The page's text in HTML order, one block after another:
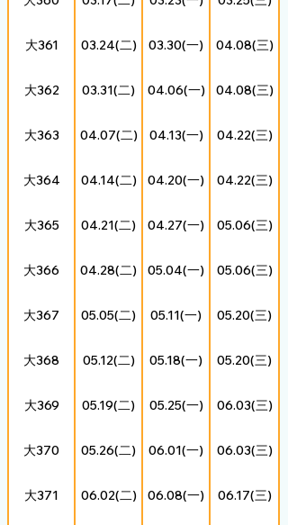
大361 03.24(二) 03.30(一) 04.08(三)
大362 03.31(二) 04.06(一) 04.08(三)
大363 04.07(二) 04.13(一) 04.22(三)
大364 04.14(二) 04.20(一) 04.22(三)
大365 04.21(二) 04.27(一) 05.06(三)
大366 04.28(二) 05.04(一) 05.06(三)
大367 05.05(二) 05.11(一) 05.20(三)
大368 05.12(二) 05.18(一) 05.20(三)
大369 05.19(二) 05.25(一) 06.03(三)
大370 05.26(二) 06.01(一) 06.03(三)
大371 06.02(二) 06.08(一) 06.17(三)